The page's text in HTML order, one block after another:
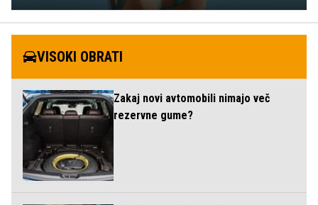
VISOKI OBRATI
Zakaj novi avtomobili nimajo več
rezervne gume?